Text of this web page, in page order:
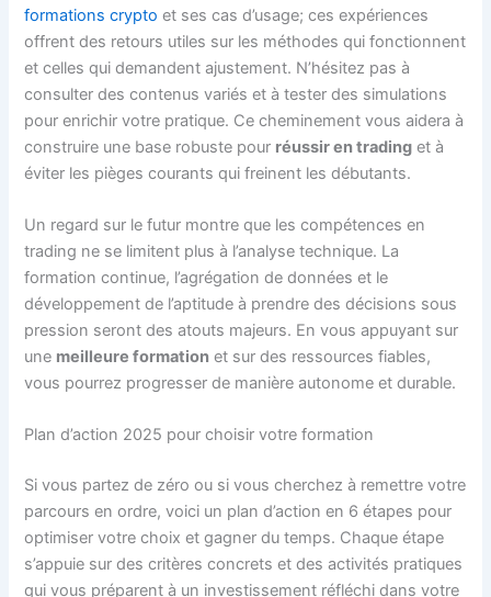
formations crypto et ses cas d’usage; ces expériences
offrent des retours utiles sur les méthodes qui fonctionnent
et celles qui demandent ajustement. N’hésitez pas à
consulter des contenus variés et à tester des simulations
pour enrichir votre pratique. Ce cheminement vous aidera à
construire une base robuste pour réussir en trading et à
éviter les pièges courants qui freinent les débutants.
Un regard sur le futur montre que les compétences en
trading ne se limitent plus à l’analyse technique. La
formation continue, l’agrégation de données et le
développement de l’aptitude à prendre des décisions sous
pression seront des atouts majeurs. En vous appuyant sur
une meilleure formation et sur des ressources fiables,
vous pourrez progresser de manière autonome et durable.
Plan d’action 2025 pour choisir votre formation
Si vous partez de zéro ou si vous cherchez à remettre votre
parcours en ordre, voici un plan d’action en 6 étapes pour
optimiser votre choix et gagner du temps. Chaque étape
s’appuie sur des critères concrets et des activités pratiques
qui vous préparent à un investissement réfléchi dans votre